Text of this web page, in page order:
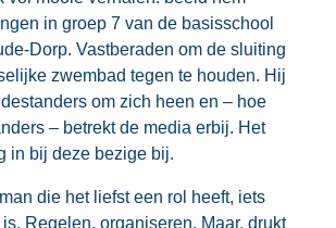
in groep 7 van de basisschool
Dorp. Vastberaden om de sluiting
zwembad tegen te houden. Hij
om zich heen en – hoe
– betrekt de media erbij. Het
in bij deze bezige bij.
die het liefst een rol heeft, iets
Regelen, organiseren. Maar, drukt